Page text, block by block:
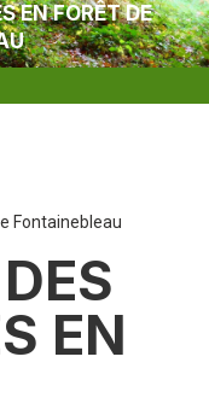
EN FORÊT DE
Fontainebleau
EN